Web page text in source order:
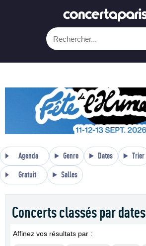
Agenda Genre Dates Trier
Gratuit Salles
Concerts classés par dates
Affinez vos résultats par :